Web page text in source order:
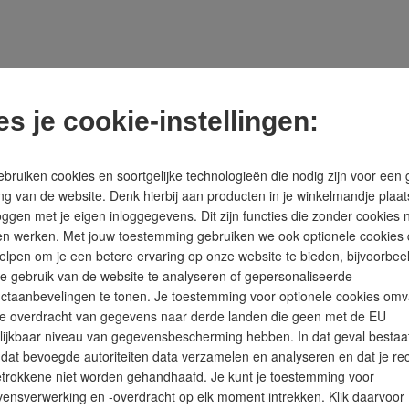
R van Collomix vindt iedereen eenvoudig het juiste menggereedschap.
POX-S is geschikt voor korrelachtige, gevulde materialen, heeft van
mortelmengers. Ook doe het zelvers weten de voordelen van de
van Collomix het moeiteloos over. Op professioneel gebied
en dat bij een kinderlijk eenvoudige bediening van de Collomix
voor de bouw. Het in Oberhaunstadt opgerichte bedrijf met de
tientallen miljoenen en is het nog lang niet aan het einde van zijn
op bouwplaatsen en in de industrie aanzienlijk vergemakkelijkt. Ook
je cookie-instellingen:
cookies en soortgelijke technologieën die nodig zijn voor een
van de website. Denk hierbij aan producten in je winkelmandje
met je eigen inloggegevens. Dit zijn functies die zonder cookies
werken. Met jouw toestemming gebruiken we ook optionele cookies
om je een betere ervaring op onze website te bieden,
gebruik van de website te analyseren of gepersonaliseerde
te tonen. Je toestemming voor optionele cookies
overdracht van gegevens naar derde landen die geen met de EU
niveau van gegevensbescherming hebben. In dat geval
bevoegde autoriteiten data verzamelen en analyseren en dat je
niet worden gehandhaafd. Je kunt je toestemming voor
en -overdracht op elk moment intrekken. Klik daarvoor